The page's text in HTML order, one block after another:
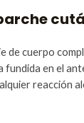
de cuerpo
fundida en el
reacción